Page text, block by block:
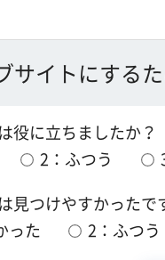
サイトにする
役に立ちましたか？
2：ふつう
見つけやすかったで
った
2：ふつう